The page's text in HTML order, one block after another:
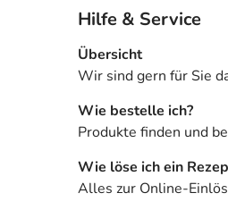
Hilfe & Service
Übersicht
Wir sind gern für Sie
Wie bestelle ich?
Produkte finden und
Wie löse ich ein
Alles zur Online-